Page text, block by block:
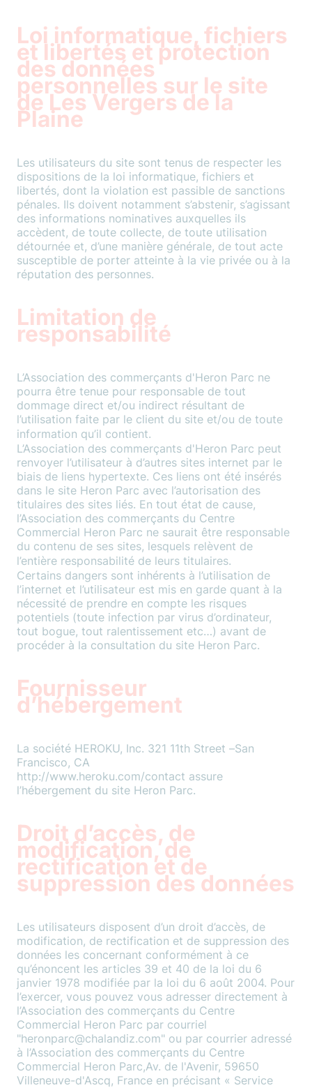
Loi informatique, fichiers
et libertés et protection
des données
personnelles sur le site
de Les Vergers de la
Plaine
Les utilisateurs du site sont tenus de respecter les
dispositions de la loi informatique, fichiers et
libertés, dont la violation est passible de sanctions
pénales. Ils doivent notamment s’abstenir, s’agissant
des informations nominatives auxquelles ils
accèdent, de toute collecte, de toute utilisation
détournée et, d’une manière générale, de tout acte
susceptible de porter atteinte à la vie privée ou à la
réputation des personnes.
Limitation de
responsabilité
L’Association des commerçants d'Heron Parc ne
pourra être tenue pour responsable de tout
dommage direct et/ou indirect résultant de
l’utilisation faite par le client du site et/ou de toute
information qu’il contient.
L’Association des commerçants d'Heron Parc peut
renvoyer l’utilisateur à d’autres sites internet par le
biais de liens hypertexte. Ces liens ont été insérés
dans le site Heron Parc avec l’autorisation des
titulaires des sites liés. En tout état de cause,
l’Association des commerçants du Centre
Commercial Heron Parc ne saurait être responsable
du contenu de ses sites, lesquels relèvent de
l’entière responsabilité de leurs titulaires.
Certains dangers sont inhérents à l’utilisation de
l’internet et l’utilisateur est mis en garde quant à la
nécessité de prendre en compte les risques
potentiels (toute infection par virus d’ordinateur,
tout bogue, tout ralentissement etc…) avant de
procéder à la consultation du site Heron Parc.
Fournisseur
d’hébergement
La société HEROKU, Inc. 321 11th Street –San
Francisco, CA
http://www.heroku.com/contact assure
l’hébergement du site Heron Parc.
Droit d’accès, de
modification, de
rectification et de
suppression des données
Les utilisateurs disposent d’un droit d’accès, de
modification, de rectification et de suppression des
données les concernant conformément à ce
qu’énoncent les articles 39 et 40 de la loi du 6
janvier 1978 modifiée par la loi du 6 août 2004. Pour
l’exercer, vous pouvez vous adresser directement à
l’Association des commerçants du Centre
Commercial Heron Parc par courriel
"heronparc@chalandiz.com" ou par courrier adressé
à l’Association des commerçants du Centre
Commercial Heron Parc,Av. de l'Avenir, 59650
Villeneuve-d'Ascq, France en précisant « Service